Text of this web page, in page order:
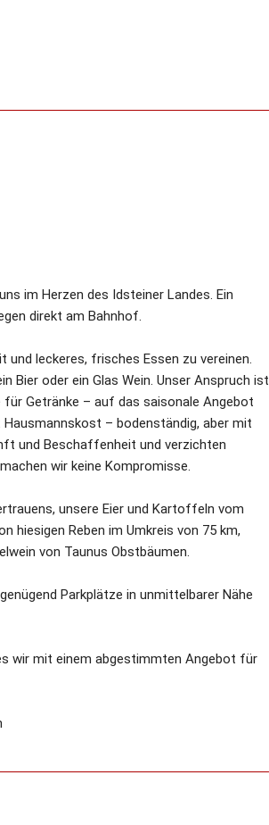
im Herzen des Idsteiner Landes. Ein
direkt am Bahnhof.
leckeres, frisches Essen zu vereinen.
Bier oder ein Glas Wein. Unser Anspruch ist
Getränke – auf das saisonale Angebot
– bodenständig, aber mit
und Beschaffenheit und verzichten
wir keine Kompromisse.
unsere Eier und Kartoffeln vom
hiesigen Reben im Umkreis von 75 km,
von Taunus Obstbäumen.
Parkplätze in unmittelbarer Nähe
wir mit einem abgestimmten Angebot für